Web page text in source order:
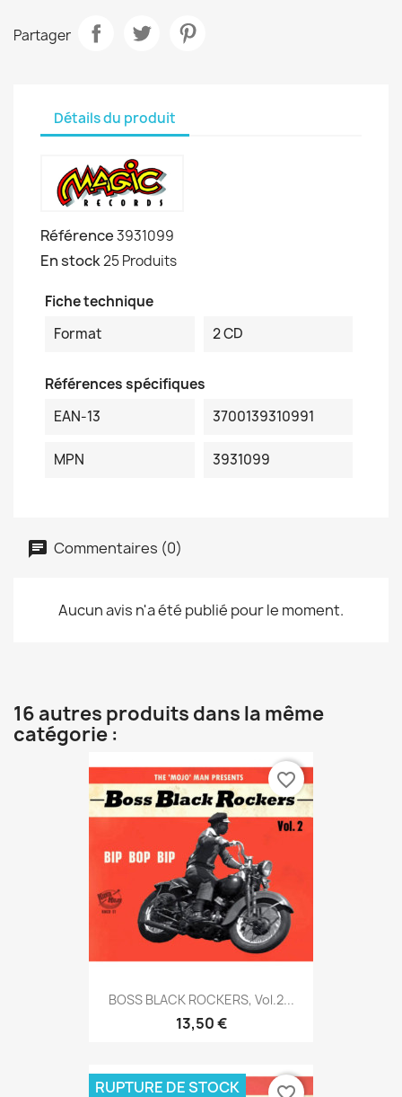
Partager
Détails du produit
Référence3931099
En stock25 Produits
Fiche technique
Format
2 CD
Références spécifiques
EAN-13
3700139310991
MPN 3931099
Commentaires (0)
Aucun avis n'a été publié pour le moment.
16 autres produits dans la même
catégorie :
BOSS BLACK ROCKERS, Vol.2...
13,50 €
favorite_border
RUPTURE DE STOCK